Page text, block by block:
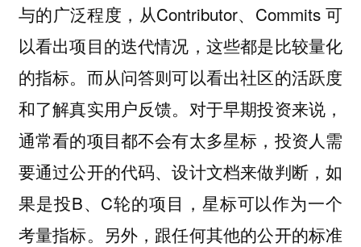
与的广泛程度，从Contributor、Commits 可
以看出项目的迭代情况，这些都是比较量化
的指标。而从问答则可以看出社区的活跃度
和了解真实用户反馈。对于早期投资来说，
通常看的项目都不会有太多星标，投资人需
要通过公开的代码、设计文档来做判断，如
果是投B、C轮的项目，星标可以作为一个
考量指标。另外，跟任何其他的公开的标准